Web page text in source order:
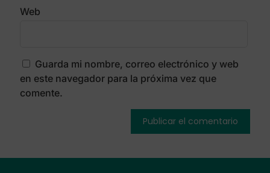
Web
Guarda mi nombre, correo electrónico y web
en este navegador para la próxima vez que
comente.